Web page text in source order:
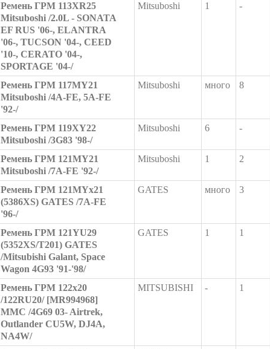
Ремень ГРМ 113XR25
Mitsuboshi /2.0L - SONATA
EF RUS '06-, ELANTRA
'06-, TUCSON '04-, CEED
'10-, CERATO '04-,
SPORTAGE '04-/
Mitsuboshi 1 -
Ремень ГРМ 117MY21
Mitsuboshi /4A-FE, 5A-FE
'92-/
Mitsuboshi много 8
Ремень ГРМ 119XY22
Mitsuboshi /3G83 '98-/
Mitsuboshi 6 -
Ремень ГРМ 121MY21
Mitsuboshi /7A-FE '92-/
Mitsuboshi 1 2
Ремень ГРМ 121MYx21
(5386XS) GATES /7A-FE
'96-/
GATES много 3
Ремень ГРМ 121YU29
(5352XS/T201) GATES
/Mitsubishi Galant, Space
Wagon 4G93 '91-'98/
GATES 1 1
Ремень ГРМ 122x20
/122RU20/ [MR994968]
MMC /4G69 03- Airtrek,
Outlander CU5W, DJ4A,
NA4W/
MITSUBISHI - 1